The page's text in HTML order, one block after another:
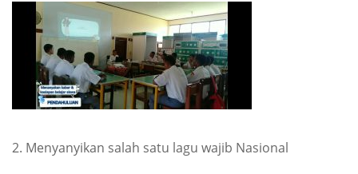
2. Menyanyikan salah satu lagu wajib Nasional